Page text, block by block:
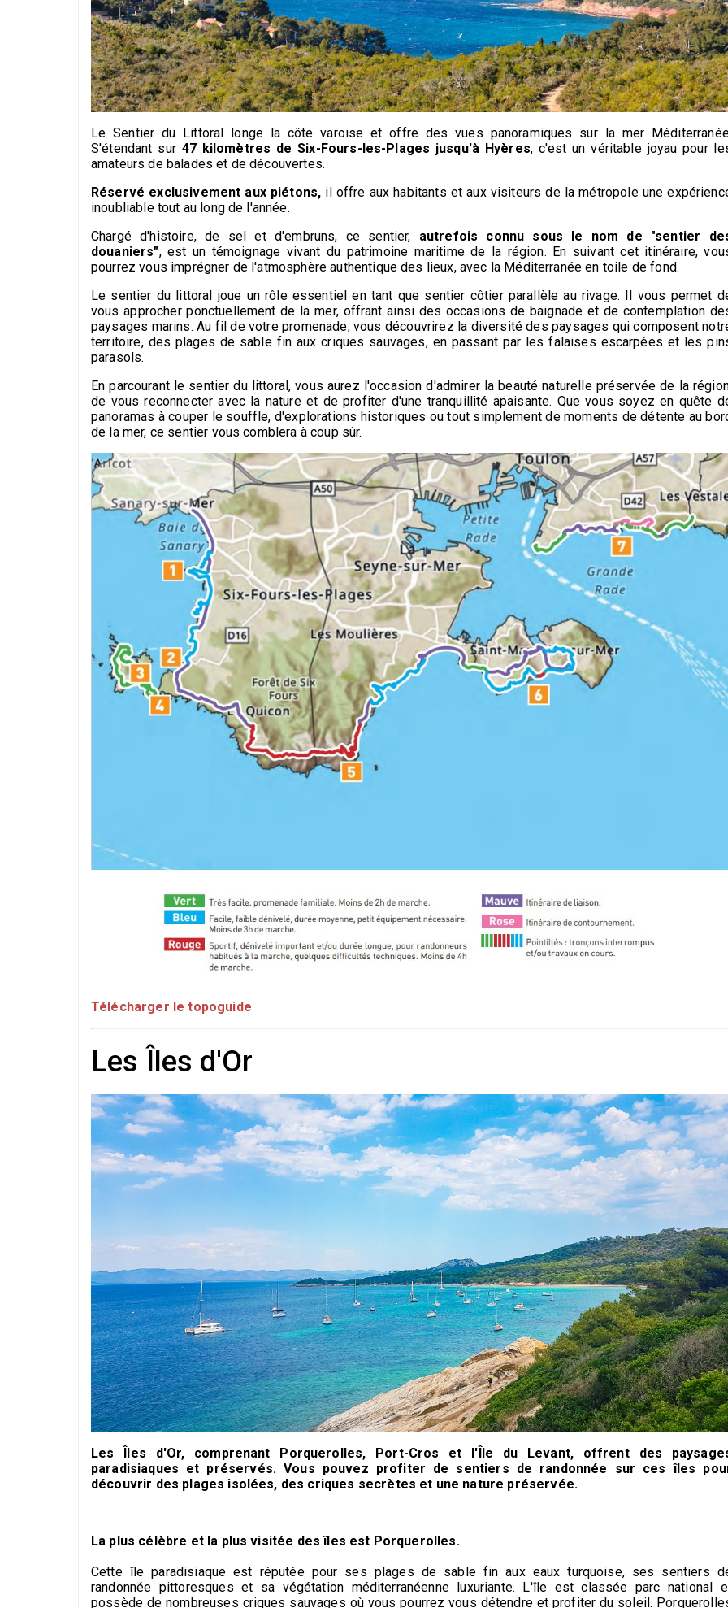
Le Sentier du Littoral longe la côte varoise et offre des vues panoramiques sur la mer
S'étendant sur 47 kilomètres de Six-Fours-les-Plages jusqu'à Hyères, c'est un véritable joyau pour
amateurs de balades et de découvertes.
Réservé exclusivement aux piétons, il offre aux habitants et aux visiteurs de la métropole une
inoubliable tout au long de l'année.
Chargé d'histoire, de sel et d'embruns, ce sentier, autrefois connu sous le nom de "sentier
douaniers", est un témoignage vivant du patrimoine maritime de la région. En suivant cet itinéraire,
pourrez vous imprégner de l'atmosphère authentique des lieux, avec la Méditerranée en toile de fond.
Le sentier du littoral joue un rôle essentiel en tant que sentier côtier parallèle au rivage. Il vous permet
vous approcher ponctuellement de la mer, offrant ainsi des occasions de baignade et de contemplation
paysages marins. Au fil de votre promenade, vous découvrirez la diversité des paysages qui composent
territoire, des plages de sable fin aux criques sauvages, en passant par les falaises escarpées et les
parasols.
En parcourant le sentier du littoral, vous aurez l'occasion d'admirer la beauté naturelle préservée de la
de vous reconnecter avec la nature et de profiter d'une tranquillité apaisante. Que vous soyez en quête
panoramas à couper le souffle, d'explorations historiques ou tout simplement de moments de détente au
de la mer, ce sentier vous comblera à coup sûr.
Télécharger le topoguide
Les Îles d'Or
Les Îles d'Or, comprenant Porquerolles, Port-Cros et l'Île du Levant, offrent des
paradisiaques et préservés. Vous pouvez profiter de sentiers de randonnée sur ces îles
découvrir des plages isolées, des criques secrètes et une nature préservée.
La plus célèbre et la plus visitée des îles est Porquerolles.
Cette île paradisiaque est réputée pour ses plages de sable fin aux eaux turquoise, ses sentiers
randonnée pittoresques et sa végétation méditerranéenne luxuriante. L'île est classée parc national
possède de nombreuses criques sauvages où vous pourrez vous détendre et profiter du soleil.